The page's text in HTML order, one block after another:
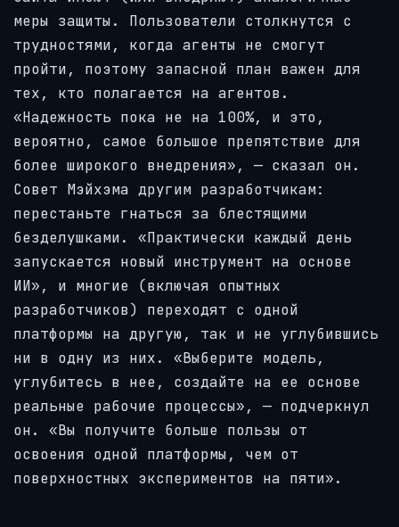
меры защиты. Пользователи столкнутся с
трудностями, когда агенты не смогут
пройти, поэтому запасной план важен для
тех, кто полагается на агентов.
«Надежность пока не на 100%, и это,
вероятно, самое большое препятствие для
более широкого внедрения», — сказал он.
Совет Мэйхэма другим разработчикам:
перестаньте гнаться за блестящими
безделушками. «Практически каждый день
запускается новый инструмент на основе
ИИ», и многие (включая опытных
разработчиков) переходят с одной
платформы на другую, так и не углубившись
ни в одну из них. «Выберите модель,
углубитесь в нее, создайте на ее основе
реальные рабочие процессы», — подчеркнул
он. «Вы получите больше пользы от
освоения одной платформы, чем от
поверхностных экспериментов на пяти».